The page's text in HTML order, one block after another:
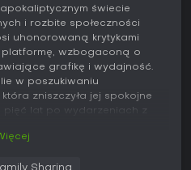
świecie
i rozbite społeczności
uhonorowaną krytykami
platformę, wzbogaconą o
grafikę i wydajność.
w poszukiwaniu
zniszczyła jej spokojne
pięć lat po wydarzeniach z
Sharing